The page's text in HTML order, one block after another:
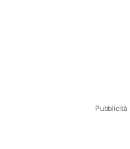
Pubblicità